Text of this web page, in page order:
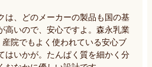
は、どのメーカーの製品も国の基
高いので、安心ですよ。森永乳業
院でもよく使われている安心ブ
はいかが。たんぱく質を細かく分